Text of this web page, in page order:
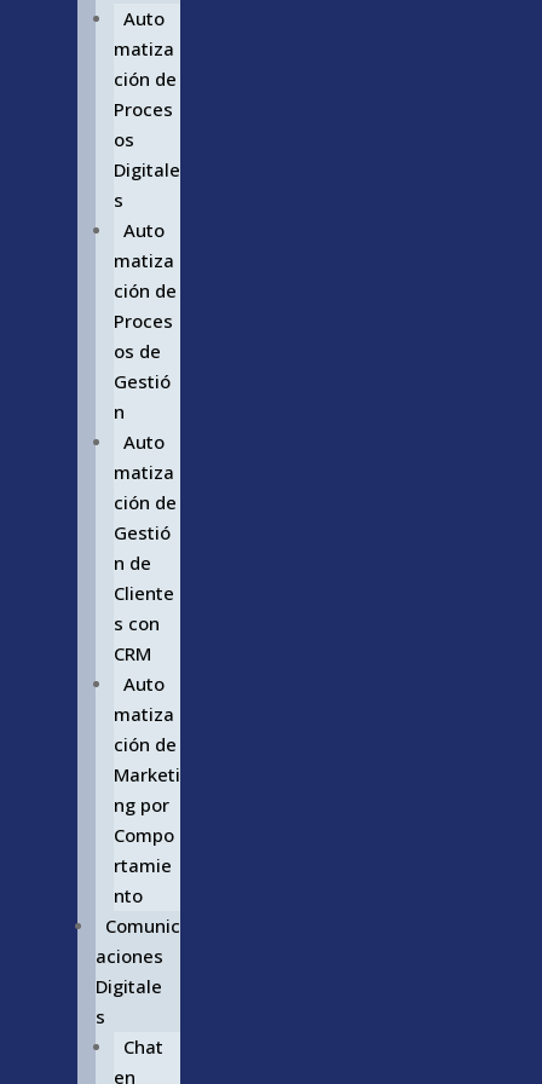
Auto
matiza
ción de
Proces
os
Digitale
s
Auto
matiza
ción de
Proces
os de
Gestió
n
Auto
matiza
ción de
Gestió
n de
Cliente
s con
CRM
Auto
matiza
ción de
Marketi
ng por
Compo
rtamie
nto
Comunic
aciones
Digitale
s
Chat
en